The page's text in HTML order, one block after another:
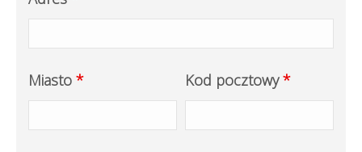
Miasto * Kod pocztowy*